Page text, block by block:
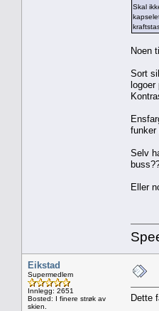
Skal
Noen
Sort
logoer
funker
Selv
Eller
Eikstad
Supermedlem
Innlegg: 2651
Bosted: I finere strøk av
skien.
Dette